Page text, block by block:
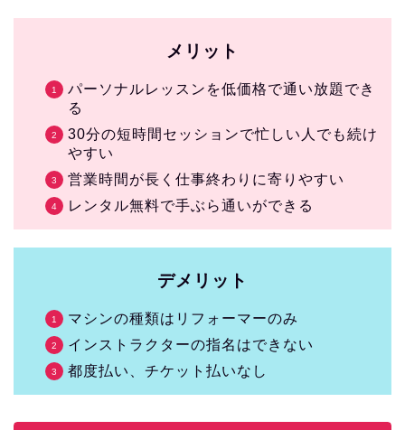
メリット
パーソナルレッスンを低価格で通い放題でき
る
30分の短時間セッションで忙しい人でも続け
やすい
営業時間が長く仕事終わりに寄りやすい
レンタル無料で手ぶら通いができる
デメリット
マシンの種類はリフォーマーのみ
インストラクターの指名はできない
都度払い、チケット払いなし